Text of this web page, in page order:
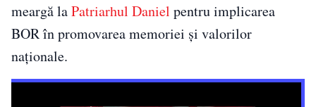
meargă laPatriarhul Daniel pentru implicarea
BOR în promovarea memoriei și valorilor
naționale.